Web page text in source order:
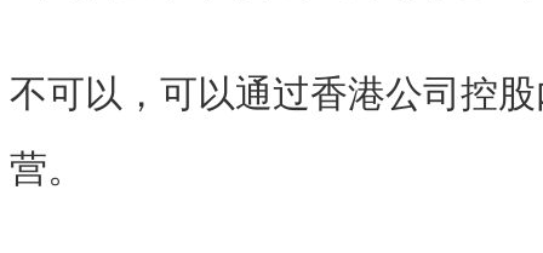
不可以，可以通过香港公司控
营。